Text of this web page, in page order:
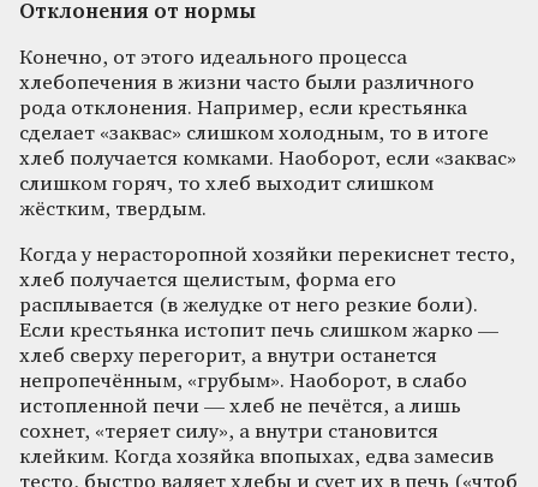
Отклонения от нормы
Конечно, от этого идеального процесса
хлебопечения в жизни часто были различного
рода отклонения. Например, если крестьянка
сделает «заквас» слишком холодным, то в итоге
хлеб получается комками. Наоборот, если «заквас»
слишком горяч, то хлеб выходит слишком
жёстким, твердым.
Когда у нерасторопной хозяйки перекиснет тесто,
хлеб получается щелистым, форма его
расплывается (в желудке от него резкие боли).
Если крестьянка истопит печь слишком жарко —
хлеб сверху перегорит, а внутри останется
непропечённым, «грубым». Наоборот, в слабо
истопленной печи — хлеб не печётся, а лишь
сохнет, «теряет силу», а внутри становится
клейким. Когда хозяйка впопыхах, едва замесив
тесто, быстро валяет хлебы и сует их в печь («чтоб